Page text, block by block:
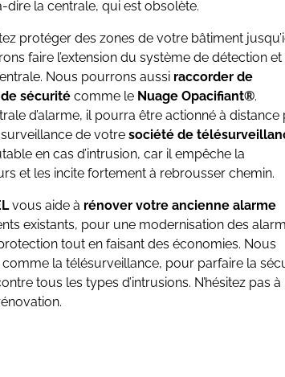
la centrale, qui est obsolète.
protéger des zones de votre bâtiment
faire l’extension du système de détection et
Nous pourrons aussi raccorder de
sécuritécomme le Nuage Opacifiant®.
d’alarme, il pourra être actionné à distance
de votre société de
en cas d’intrusion, car il empêche la
et les incite fortement à rebrousser chemin.
vous aide à rénover votre ancienne alarme
existants, pour une modernisation des
tout en faisant des économies. Nous
la télésurveillance, pour parfaire la
tous les types d’intrusions. N’hésitez pas à